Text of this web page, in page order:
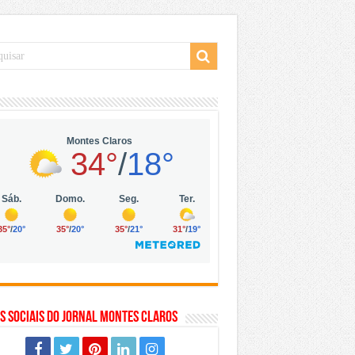
Vila Olímpia, em São Paulo
mil no digital
Sociais do Jornal Montes Claros